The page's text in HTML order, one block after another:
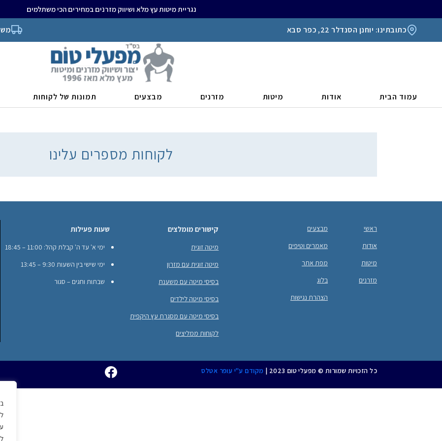
נגריית מיטות עץ מלא ושיווק מזרנים במחירים הכי משתלמים
כתובתינו: יוחנן הסנדלר 22, כפר סבא
עמוד הבית אודות מיטות מזרנים מבצעים תמונות של לקוחות
לקוחות מספרים עלינו
ראשי
אודות
מיטות
מזרנים
מבצעים
מאמרים וטיפים
מפת אתר
בלוג
הצהרת נגישות
קישורים מומלצים
מיטה זוגית
מיטה זוגית עם מזרון
בסיסי מיטה עם משענת
בסיסי מיטה לילדים
בסיסי מיטה עם מסגרת עץ היקפית
לקוחות ממליצים
שעות פעילות
ימי א' עד ה' קבלת קהל: 11:00 – 18:45
ימי שישי בין השעות 9:30 – 13:45
שבתות וחגים – סגור
כל הזכויות שמורות © מפעלי טום 2023 | מקודם ע"י עופר אטלס